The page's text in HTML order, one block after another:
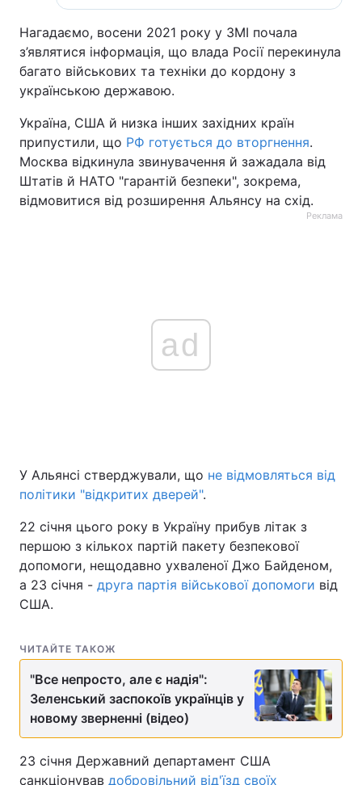
Нагадаємо, восени 2021 року у ЗМІ почала
з’являтися інформація, що влада Росії перекинула
багато військових та техніки до кордону з
українською державою.
Україна, США й низка інших західних країн
припустили, що РФ готується до вторгнення.
Москва відкинула звинувачення й зажадала від
Штатів й НАТО "гарантій безпеки", зокрема,
відмовитися від розширення Альянсу на схід.
Реклама
ad
У Альянсі стверджували, що не відмовляться від
політики "відкритих дверей".
22 січня цього року в Україну прибув літак з
першою з кількох партій пакету безпекової
допомоги, нещодавно ухваленої Джо Байденом,
а 23 січня - друга партія військової допомоги від
США.
ЧИТАЙТЕ ТАКОЖ
"Все непросто, але є надія":
Зеленський заспокоїв українців у
новому зверненні (відео)
23 січня Державний департамент США
санкціонував добровільний від'їзд своїх